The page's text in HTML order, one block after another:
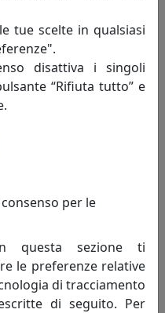
ORFEO, COD.
tue scelte in qualsiasi
disattiva i singoli
“Rifiuta tutto” e
per le
questa sezione ti
le preferenze relative
di tracciamento
di seguito. Per